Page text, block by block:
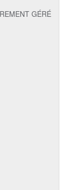
GÉRÉ